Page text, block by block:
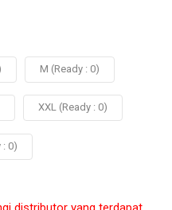
M (Ready : 0)
XXL (Ready : 0)
: 0)